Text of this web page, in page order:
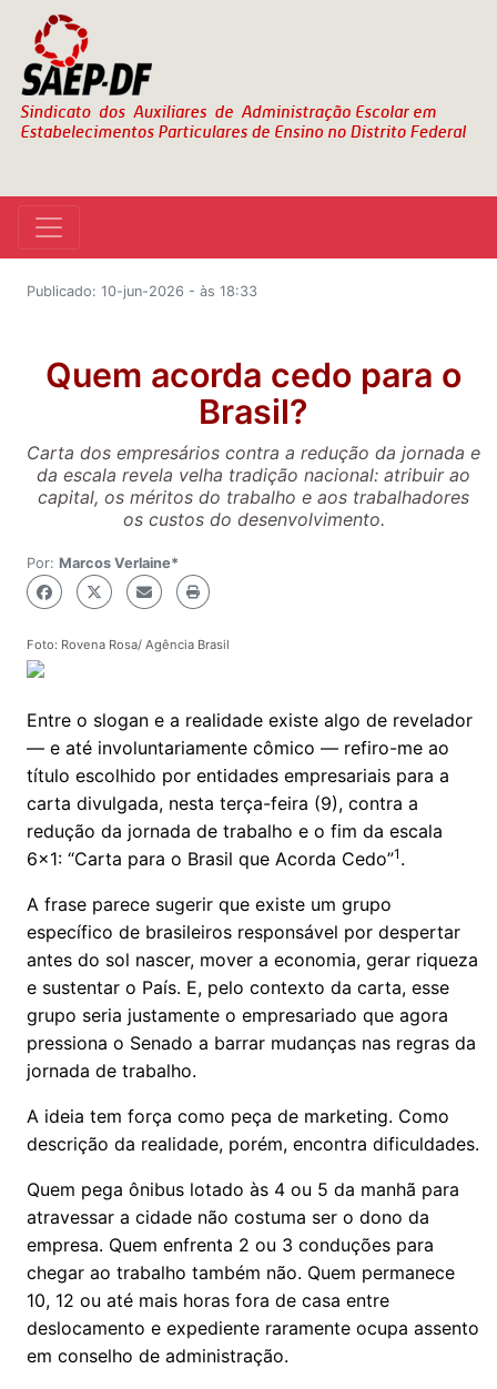
Publicado: 10-jun-2026 - às 18:33
Quem acorda cedo para o
Brasil?
Carta dos empresários contra a redução da jornada e
da escala revela velha tradição nacional: atribuir ao
capital, os méritos do trabalho e aos trabalhadores
os custos do desenvolvimento.
Por: Marcos Verlaine*
Foto: Rovena Rosa/ Agência Brasil
Entre o slogan e a realidade existe algo de revelador
— e até involuntariamente cômico — refiro-me ao
título escolhido por entidades empresariais para a
carta divulgada, nesta terça-feira (9), contra a
redução da jornada de trabalho e o fim da escala
6x1: “Carta para o Brasil que Acorda Cedo”1 .
A frase parece sugerir que existe um grupo
específico de brasileiros responsável por despertar
antes do sol nascer, mover a economia, gerar riqueza
e sustentar o País. E, pelo contexto da carta, esse
grupo seria justamente o empresariado que agora
pressiona o Senado a barrar mudanças nas regras da
jornada de trabalho.
A ideia tem força como peça de marketing. Como
descrição da realidade, porém, encontra dificuldades.
Quem pega ônibus lotado às 4 ou 5 da manhã para
atravessar a cidade não costuma ser o dono da
empresa. Quem enfrenta 2 ou 3 conduções para
chegar ao trabalho também não. Quem permanece
10, 12 ou até mais horas fora de casa entre
deslocamento e expediente raramente ocupa assento
em conselho de administração.